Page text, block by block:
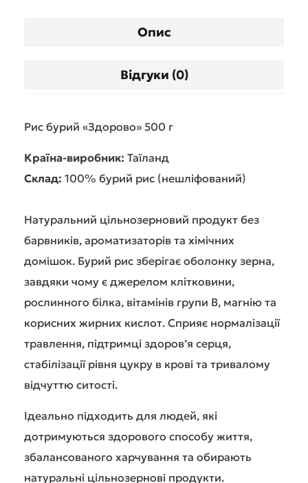
Опис
Відгуки (0)
Рис бурий «Здорово» 500 г
Країна-виробник: Таїланд
Склад: 100% бурий рис (нешліфований)
Натуральний цільнозерновий продукт без
барвників, ароматизаторів та хімічних
домішок. Бурий рис зберігає оболонку зерна,
завдяки чому є джерелом клітковини,
рослинного білка, вітамінів групи B, магнію та
корисних жирних кислот. Сприяє нормалізації
травлення, підтримці здоров’я серця,
стабілізації рівня цукру в крові та тривалому
відчуттю ситості.
Ідеально підходить для людей, які
дотримуються здорового способу життя,
збалансованого харчування та обирають
натуральні цільнозернові продукти.